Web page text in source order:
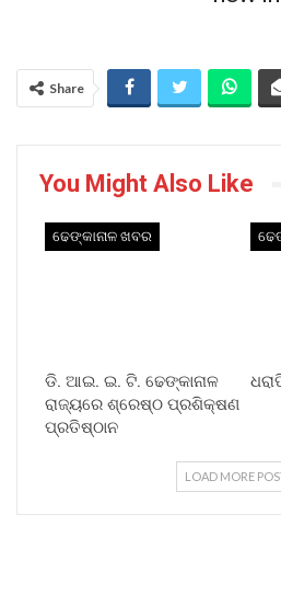
Share
You Might Also Like
ଢେଙ୍କାନାଳ ଖବର
ଡି. ଆଇ. ଇ. ଟି. ଢେଙ୍କାନାଳ
ରାଜ୍ୟରେ ଶ୍ରେଷ୍ଠ ପ୍ରଶିକ୍ଷଣ
ପ୍ରତିଷ୍ଠାନ
LOAD MORE